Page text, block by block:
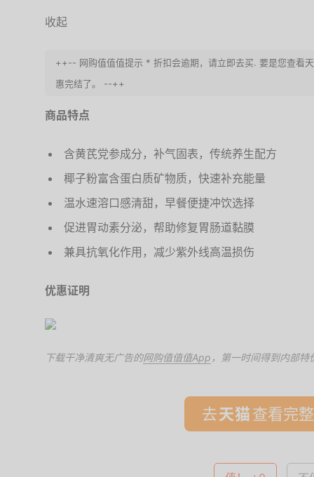
收起
++-- 网购值值值提示 * 折扣会逾期，请立即去买. 要是您查看
惠完结了。 --++
商品特点
含黄芪党参成分，补气固表，传统养生配方
椰子粉富含蛋白质矿物质，快速补充能量
温水速溶口感清甜，早餐便捷冲饮选择
促进胃动素分泌，帮助修复胃肠道黏膜
兼具抗氧化作用，减少紫外线高温损伤
优惠证明
下载干净清爽无广告的网购值值值App ，第一时间得到内部特
去 查看完